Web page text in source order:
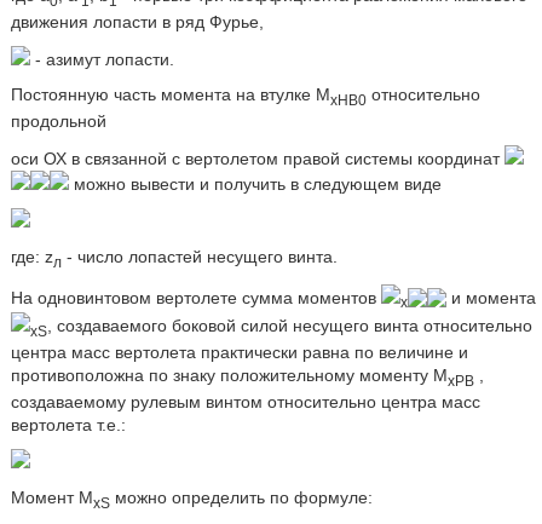
движения лопасти в ряд Фурье,
- азимут лопасти.
Постоянную часть момента на втулке МхНB0относительно
продольной
оси ОХ в связанной с вертолетом правой системы координат
можно вывести и получить в следующем виде
где: zл- число лопастей несущего винта.
На одновинтовом вертолете сумма моментов x и момента
xS, создаваемого боковой силой несущего винта относительно
центра масс вертолета практически равна по величине и
противоположна по знаку положительному моменту МхРВ ,
создаваемому рулевым винтом относительно центра масс
вертолета т.е.:
Момент MxS можно определить по формуле: